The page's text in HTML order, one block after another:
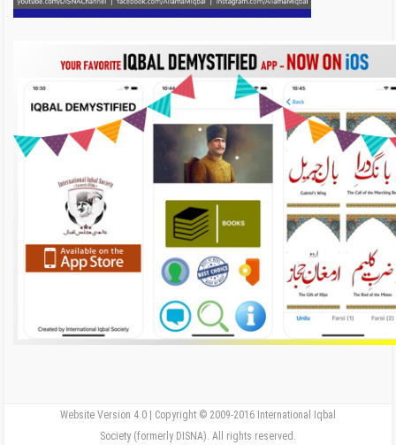
Website Version 4.0 | Copyright © 2009-2016 International Iqbal
Society (formerly DISNA). All rights reserved.